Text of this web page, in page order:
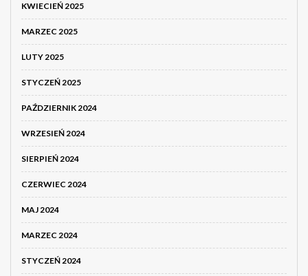
KWIECIEŃ 2025
MARZEC 2025
LUTY 2025
STYCZEŃ 2025
PAŹDZIERNIK 2024
WRZESIEŃ 2024
SIERPIEŃ 2024
CZERWIEC 2024
MAJ 2024
MARZEC 2024
STYCZEŃ 2024